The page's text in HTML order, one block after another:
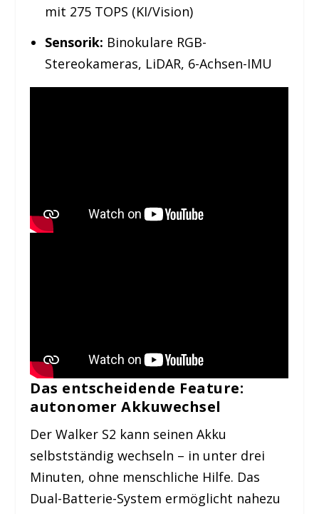
mit 275 TOPS (KI/Vision)
Sensorik: Binokulare RGB-
Stereokameras, LiDAR, 6-Achsen-IMU
Das entscheidende Feature:
autonomer Akkuwechsel
Der Walker S2 kann seinen Akku
selbstständig wechseln – in unter drei
Minuten, ohne menschliche Hilfe. Das
Dual-Batterie-System ermöglicht nahezu